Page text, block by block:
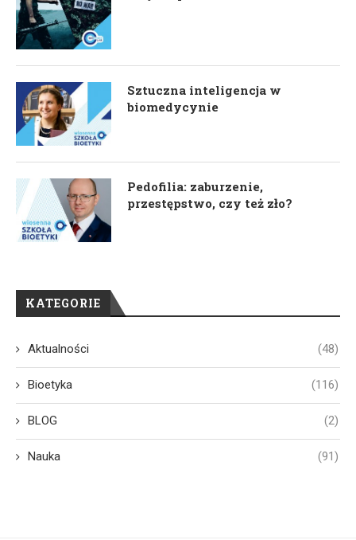
Sztuczna inteligencja w
biomedycynie
Pedofilia: zaburzenie,
przestępstwo, czy też zło?
KATEGORIE
Aktualności (48)
Bioetyka (116)
BLOG (2)
Nauka (91)